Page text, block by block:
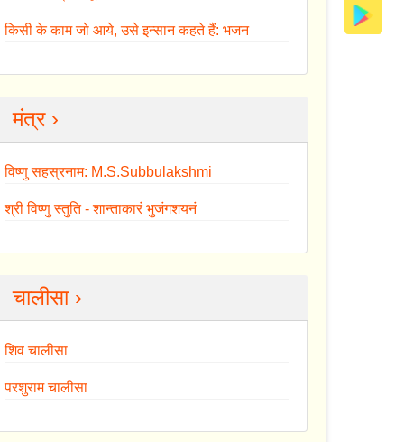
किसी के काम जो आये, उसे इन्सान कहते हैं: भजन
मंत्र ›
विष्णु सहस्रनाम: M.S.Subbulakshmi
श्री विष्णु स्तुति - शान्ताकारं भुजंगशयनं
चालीसा ›
शिव चालीसा
परशुराम चालीसा